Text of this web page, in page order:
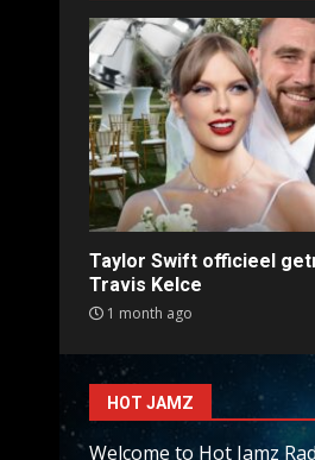
Taylor Swift officieel
Travis Kelce
1 month ago
HOT JAMZ
Welcome to Hot Jamz